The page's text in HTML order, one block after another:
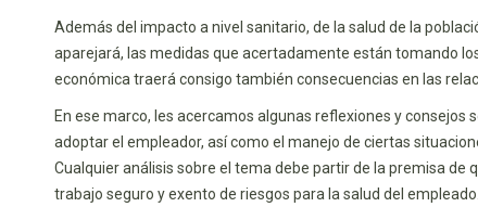
Además del impacto a nivel sanitario, de la salud de la
aparejará, las medidas que acertadamente están tomando
económica traerá consigo también consecuencias en las
En ese marco, les acercamos algunas reflexiones y
adoptar el empleador, así como el manejo de ciertas
Cualquier análisis sobre el tema debe partir de la premisa de
trabajo seguro y exento de riesgos para la salud del empleado.